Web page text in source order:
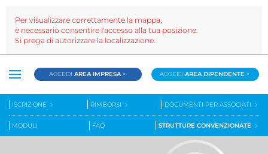
ACCEDIAREA IMPRESA > ACCEDIAREA DIPENDENTE >
ISCRIZIONE RIMBORSI DOCUMENTI PER ASSOCIATI
MODULI FAQ STRUTTURE CONVENZIONATE
Per visualizzare correttamente la mappa,
è necessario consentire l'accesso alla tua posizione.
Si prega di autorizzare la localizzazione.